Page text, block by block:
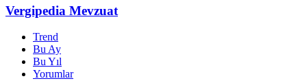
Vergipedia Mevzuat
Trend
Bu Ay
Bu Yıl
Yorumlar